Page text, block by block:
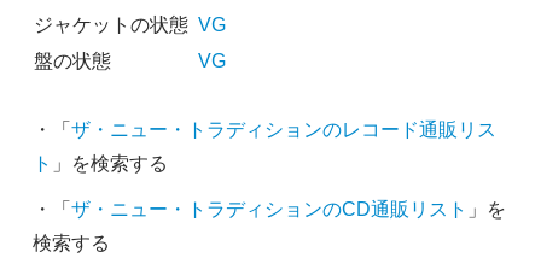
ジャケットの状態 VG
盤の状態
VG
・「 ザ・ニュー・トラディションのレコード通販リス
ト 」を検索する
・「 ザ・ニュー・トラディションのCD通販リスト 」を
検索する